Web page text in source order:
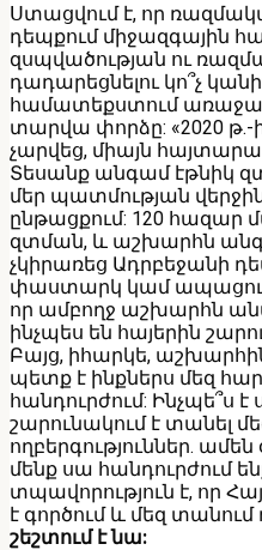
Ստացվում է, որ
դեպքում միջազգային
զսպվածության ու
դադարեցնելու կո՞չ
համատեքստում
տարվա փորձը: «2020 թ.-
չարվեց, միայն
Տեսանք անգամ էթնիկ
մեր պատմության
ընթացքում: 120 հազար
զտման, և աշխարհն
չկիրառեց Ադրբեջանի
փաստարկ կամ
որ ամբողջ աշխարհն
ինչպես են հայերին
Բայց, իհարկե,
պետք է ինքներս մեզ
հանդուրժում: Ինչպե՞ս
շարունակում է տանել
ողբերգություններ. ամեն
մենք սա հանդուրժում
տպավորություն է, որ
է գործում և մեզ
շեշտում է նա: